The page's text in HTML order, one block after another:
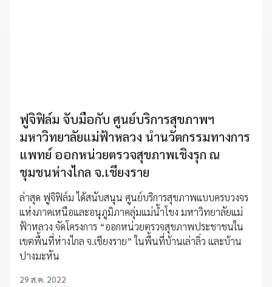
ฟูจิฟิล์ม จับมือกับ ศูนย์บริการสุขภาพฯ
มหาวิทยาลัยแม่ฟ้าหลวง นำนวัตกรรมทางการ
แพทย์ ออกหน่วยตรวจสุขภาพเชิงรุก ณ
ชุมชนห่างไกล จ.เชียงราย
ล่าสุด ฟูจิฟิล์ม ได้สนับสนุน ศูนย์บริการสุขภาพแบบครบวงจร
แห่งภาคเหนือและอนุภูมิภาคลุ่มแม่น้ำโขง มหาวิทยาลัยแม่
ฟ้าหลวง จัดโครงการ “ออกหน่วยตรวจสุขภาพประชาชนใน
เขตพื้นที่ห่างไกล จ.เชียงราย” ในพื้นที่บ้านเล่าลิ่ว และบ้าน
ปางมะหัน
29 ส.ค. 2022